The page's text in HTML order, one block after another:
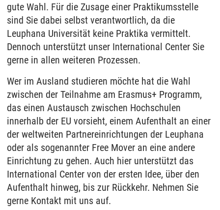
gute Wahl. Für die Zusage einer Praktikumsstelle
sind Sie dabei selbst verantwortlich, da die
Leuphana Universität keine Praktika vermittelt.
Dennoch unterstützt unser International Center Sie
gerne in allen weiteren Prozessen.
Wer im Ausland studieren möchte hat die Wahl
zwischen der Teilnahme am Erasmus+ Programm,
das einen Austausch zwischen Hochschulen
innerhalb der EU vorsieht, einem Aufenthalt an einer
der weltweiten Partnereinrichtungen der Leuphana
oder als sogenannter Free Mover an eine andere
Einrichtung zu gehen. Auch hier unterstützt das
International Center von der ersten Idee, über den
Aufenthalt hinweg, bis zur Rückkehr. Nehmen Sie
gerne Kontakt mit uns auf.